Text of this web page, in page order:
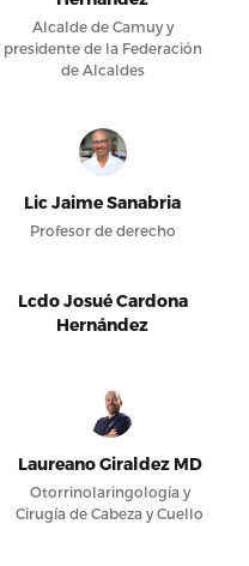
Alcalde de Camuy y
presidente de la Federación
de Alcaldes
Lic Jaime Sanabria
Profesor de derecho
Lcdo Josué Cardona
Hernández
Laureano Giraldez MD
Otorrinolaringología y
Cirugía de Cabeza y Cuello